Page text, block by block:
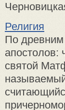
Религия
По древним
апостолов:
святой